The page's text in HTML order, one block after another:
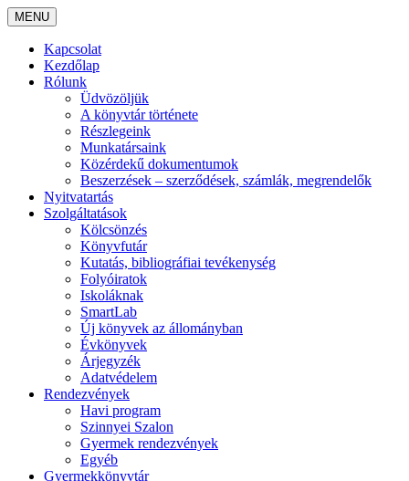
MENU
Kapcsolat
Kezdőlap
Rólunk
Üdvözöljük
A könyvtár története
Részlegeink
Munkatársaink
Közérdekű dokumentumok
Beszerzések – szerződések, számlák, megrendelők
Nyitvatartás
Szolgáltatások
Kölcsönzés
Könyvfutár
Kutatás, bibliográfiai tevékenység
Folyóiratok
Iskoláknak
SmartLab
Új könyvek az állományban
Évkönyvek
Árjegyzék
Adatvédelem
Rendezvények
Havi program
Szinnyei Szalon
Gyermek rendezvények
Egyéb
Gyermekkönyvtár